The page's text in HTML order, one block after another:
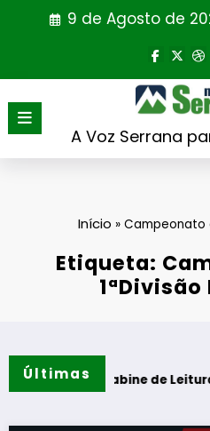
9 de Agosto de
A Voz Serrana
Início » Campeonato
Etiqueta:
Últimas
da Cabine de Leitura em